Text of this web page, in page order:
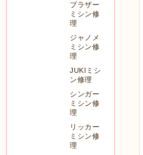
ブラザー
ミシン修
理
ジャノメ
ミシン修
理
JUKIミシ
ン修理
シンガー
ミシン修
理
リッカー
ミシン修
理